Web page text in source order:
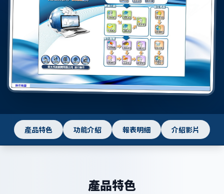
產品特色 功能介紹 報表明細 介紹影片
產品特色